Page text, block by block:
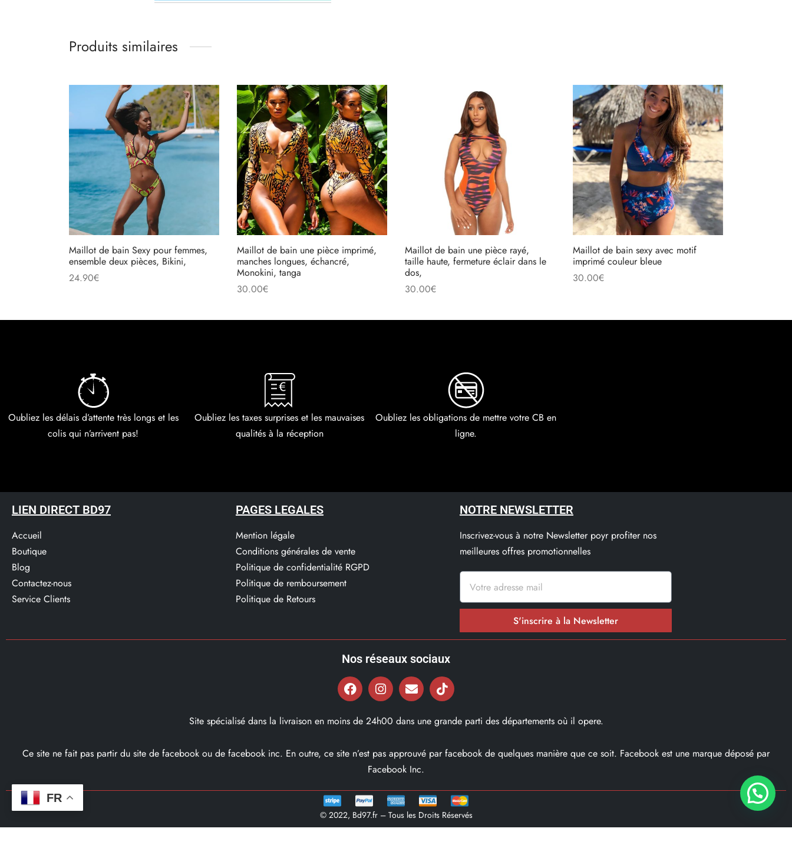
Produits similaires
Maillot de bain Sexy pour femmes,
ensemble deux pièces, Bikini,
24.90€
Maillot de bain une pièce imprimé,
manches longues, échancré,
Monokini, tanga
30.00€
Maillot de bain une pièce rayé,
taille haute, fermeture éclair dans le
dos,
30.00€
Maillot de bain sexy avec motif
imprimé couleur bleue
30.00€
Oubliez les délais d’attente très longs et les
colis qui n’arrivent pas!
Oubliez les taxes surprises et les mauvaises
qualités à la réception
Oubliez les obligations de mettre votre CB en
ligne.
LIEN DIRECT BD97
Accueil
Boutique
Blog
Contactez-nous
Service Clients​
PAGES LEGALES
Mention légale
Conditions générales de vente
Politique de confidentialité RGPD
Politique de remboursement
Politique de Retours
NOTRE NEWSLETTER
Inscrivez-vous à notre Newsletter poyr profiter nos
meilleures offres promotionnelles
S'inscrire à la Newsletter
Nos réseaux sociaux
Site spécialisé dans la livraison en moins de 24h00 dans une grande parti des départements où il opere.
Ce site ne fait pas partir du site de facebook ou de facebook inc. En outre, ce site n’est pas approuvé par facebook de quelques manière que ce soit. Facebook est une marque déposé par
Facebook Inc.
© 2022, Bd97.fr – Tous les Droits Réservés
FR